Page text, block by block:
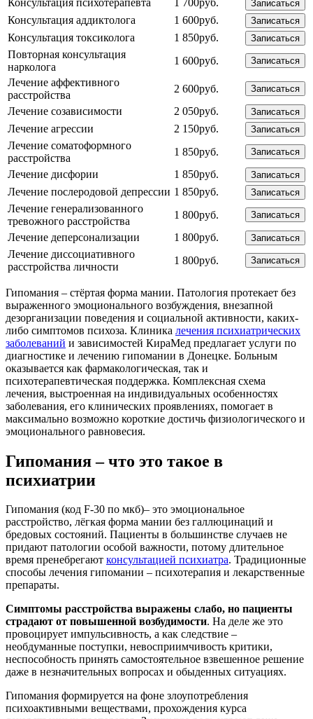
Записаться
Консультация аддиктолога 1 600руб. Записаться
Консультация токсиколога 1 850руб. Записаться
Повторная консультация
нарколога
1 600руб. Записаться
Лечение аффективного
расстройства
2 600руб. Записаться
Лечение созависимости 2 050руб. Записаться
Лечение агрессии 2 150руб. Записаться
Лечение соматоформного
расстройства
1 850руб. Записаться
Лечение дисфории 1 850руб. Записаться
Лечение послеродовой депрессии 1 850руб. Записаться
Лечение генерализованного
тревожного расстройства
1 800руб. Записаться
Лечение деперсонализации 1 800руб. Записаться
Лечение диссоциативного
расстройства личности
1 800руб. Записаться
Гипомания – стёртая форма мании. Патология протекает без
выраженного эмоционального возбуждения, внезапной
дезорганизации поведения и социальной активности, каких-
либо симптомов психоза. Клиника лечения психиатрических
заболеваний и зависимостей КираМед предлагает услуги по
диагностике и лечению гипомании в Донецке. Больным
оказывается как фармакологическая, так и
психотерапевтическая поддержка. Комплексная схема
лечения, выстроенная на индивидуальных особенностях
заболевания, его клинических проявлениях, помогает в
максимально возможно короткие достичь физиологического и
эмоционального равновесия.
Гипомания – что это такое в
психиатрии
Гипомания (код F-30 по мкб)– это эмоциональное
расстройство, лёгкая форма мании без галлюцинаций и
бредовых состояний. Пациенты в большинстве случаев не
придают патологии особой важности, потому длительное
время пренебрегают консультацией психиатра. Традиционные
способы лечения гипомании – психотерапия и лекарственные
препараты.
Симптомы расстройства выражены слабо, но пациенты
страдают от повышенной возбудимости. На деле же это
провоцирует импульсивность, а как следствие –
необдуманные поступки, невосприимчивость критики,
неспособность принять самостоятельное взвешенное решение
даже в незначительных вопросах и обыденных ситуациях.
Гипомания формируется на фоне злоупотребления
психоактивными веществами, прохождения курса